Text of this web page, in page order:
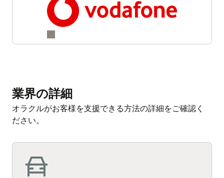
業界の詳細
オラクルがお客様を支援できる方法の詳細をご確認く
ださい。